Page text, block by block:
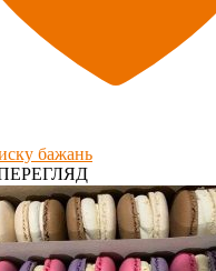
бажань